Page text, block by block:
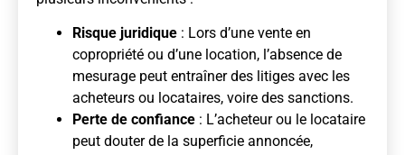
Risque juridique : Lors d’une vente en
copropriété ou d’une location, l’absence de
mesurage peut entraîner des litiges avec les
acheteurs ou locataires, voire des sanctions.
Perte de confiance : L’acheteur ou le locataire
peut douter de la superficie annoncée,